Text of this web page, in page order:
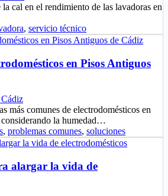
cal en el rendimiento de las lavadoras en
, servicio técnico
en Pisos Antiguos
más comunes de electrodomésticos en
la humedad…
, problemas comunes, soluciones
alargar la vida de